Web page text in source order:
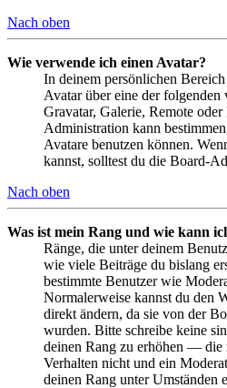
Nach oben
Wie verwende ich einen Avatar?
In deinem persönlichen
Avatar über eine der
Gravatar, Galerie, Remote
Administration kann
Avatare benutzen können.
kannst, solltest du die Board-
Nach oben
Was ist mein Rang und wie kann
Ränge, die unter deinem
wie viele Beiträge du bislang
bestimmte Benutzer wie
Normalerweise kannst du den
direkt ändern, da sie von der
wurden. Bitte schreibe keine
deinen Rang zu erhöhen — die
Verhalten nicht und ein
deinen Rang unter Umständen